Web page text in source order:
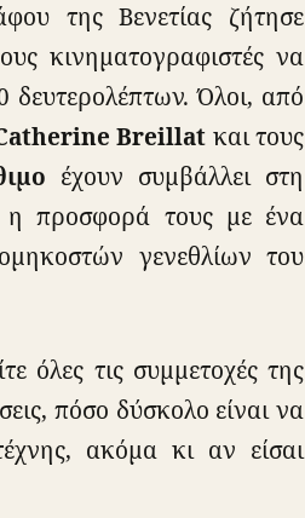
της Βενετίας ζήτησε
κινηματογραφιστές να
δευτερολέπτων. Όλοι, από
Breillat και τους
έχουν συμβάλλει στη
η προσφορά τους με ένα
γενεθλίων του
όλες τις συμμετοχές της
πόσο δύσκολο είναι να
ακόμα κι αν είσαι